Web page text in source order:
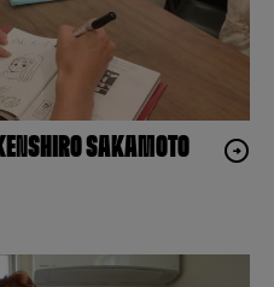
SAKAMOTO